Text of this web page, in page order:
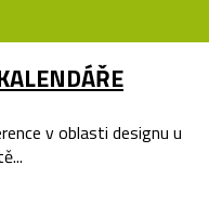
v oblasti designu u